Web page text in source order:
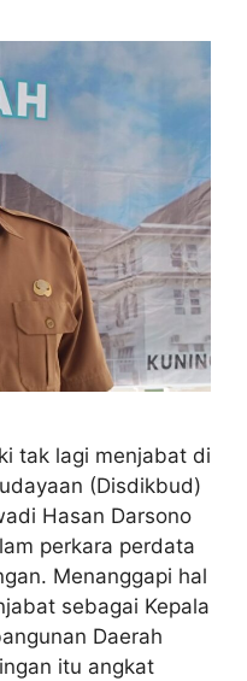
tak lagi menjabat di
(Disdikbud)
Hasan Darsono
perkara perdata
Menanggapi hal
sebagai Kepala
Daerah
itu angkat